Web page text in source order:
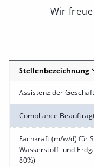
Wir
Stellenbezeichnung
Assistenz der
Compliance
Fachkraft (m/w/d) für
Wasserstoff- und
80%)